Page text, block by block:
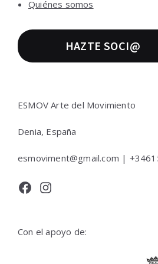
Quiénes somos
HAZTE SOCI@
ESMOV Arte del Movimiento
Denia, España
esmoviment@gmail.com |
Facebook
Instagram
Con el apoyo de: